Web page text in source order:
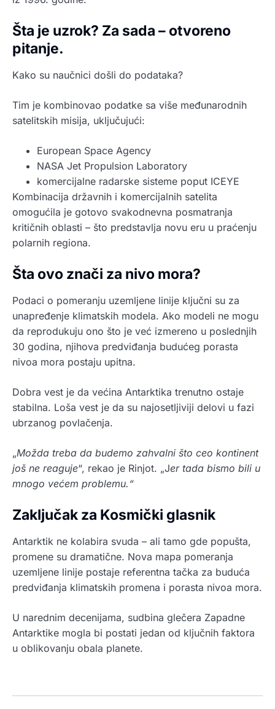
Šta je uzrok? Za sada – otvoreno
pitanje.
Kako su naučnici došli do podataka?
Tim je kombinovao podatke sa više međunarodnih
satelitskih misija, uključujući:
European Space Agency
NASA Jet Propulsion Laboratory
komercijalne radarske sisteme poput ICEYE
Kombinacija državnih i komercijalnih satelita
omogućila je gotovo svakodnevna posmatranja
kritičnih oblasti – što predstavlja novu eru u praćenju
polarnih regiona.
Šta ovo znači za nivo mora?
Podaci o pomeranju uzemljene linije ključni su za
unapređenje klimatskih modela. Ako modeli ne mogu
da reprodukuju ono što je već izmereno u poslednjih
30 godina, njihova predviđanja budućeg porasta
nivoa mora postaju upitna.
Dobra vest je da većina Antarktika trenutno ostaje
stabilna. Loša vest je da su najosetljiviji delovi u fazi
ubrzanog povlačenja.
„Možda treba da budemo zahvalni što ceo kontinent
još ne reaguje“, rekao je Rinjot. „Jer tada bismo bili u
mnogo većem problemu.“
Zaključak za Kosmički glasnik
Antarktik ne kolabira svuda – ali tamo gde popušta,
promene su dramatične. Nova mapa pomeranja
uzemljene linije postaje referentna tačka za buduća
predviđanja klimatskih promena i porasta nivoa mora.
U narednim decenijama, sudbina glečera Zapadne
Antarktike mogla bi postati jedan od ključnih faktora
u oblikovanju obala planete.